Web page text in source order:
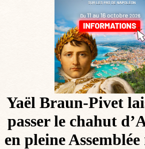
Yaël Braun-Pivet
passer le chahut
en pleine